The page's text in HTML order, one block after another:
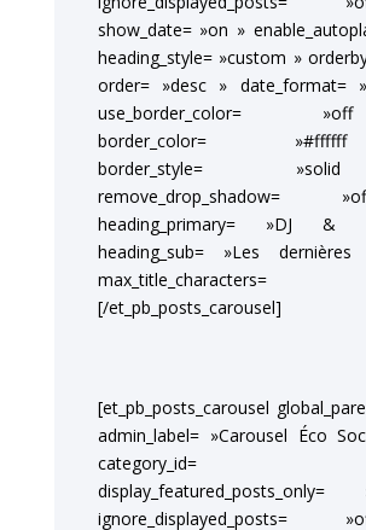
show_date= »on »
heading_style= »custom »
order= »desc »
use_border_color=
border_color=
border_style=
heading_primary= »DJ
heading_sub= »Les
[/et_pb_posts_carousel]
[et_pb_posts_carousel
admin_label= »Carousel Éco
category_id=